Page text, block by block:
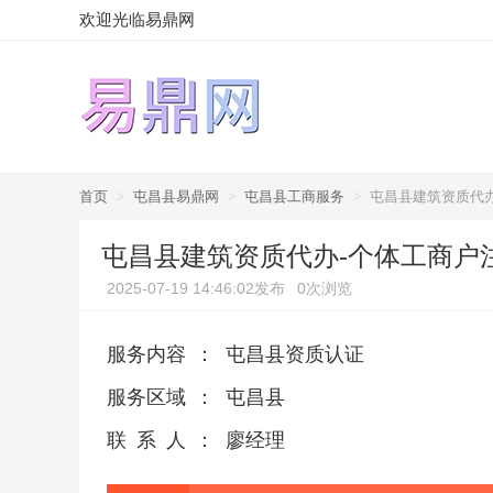
欢迎光临易鼎网
首页 > 屯昌县易鼎网 > 屯昌县工商服务 > 屯昌县建筑资质代
屯昌县建筑资质代办-个体工商
2025-07-19 14:46:02发布 0次浏览
服务内容 ：
屯昌县资质认证
服务区域
：
屯昌县
联系人
： 廖经理